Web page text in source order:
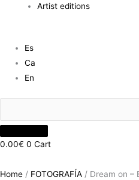
Artist editions
Es
Ca
En
0.00€ 0 Cart
Home / FOTOGRAFÍA / Dream on –